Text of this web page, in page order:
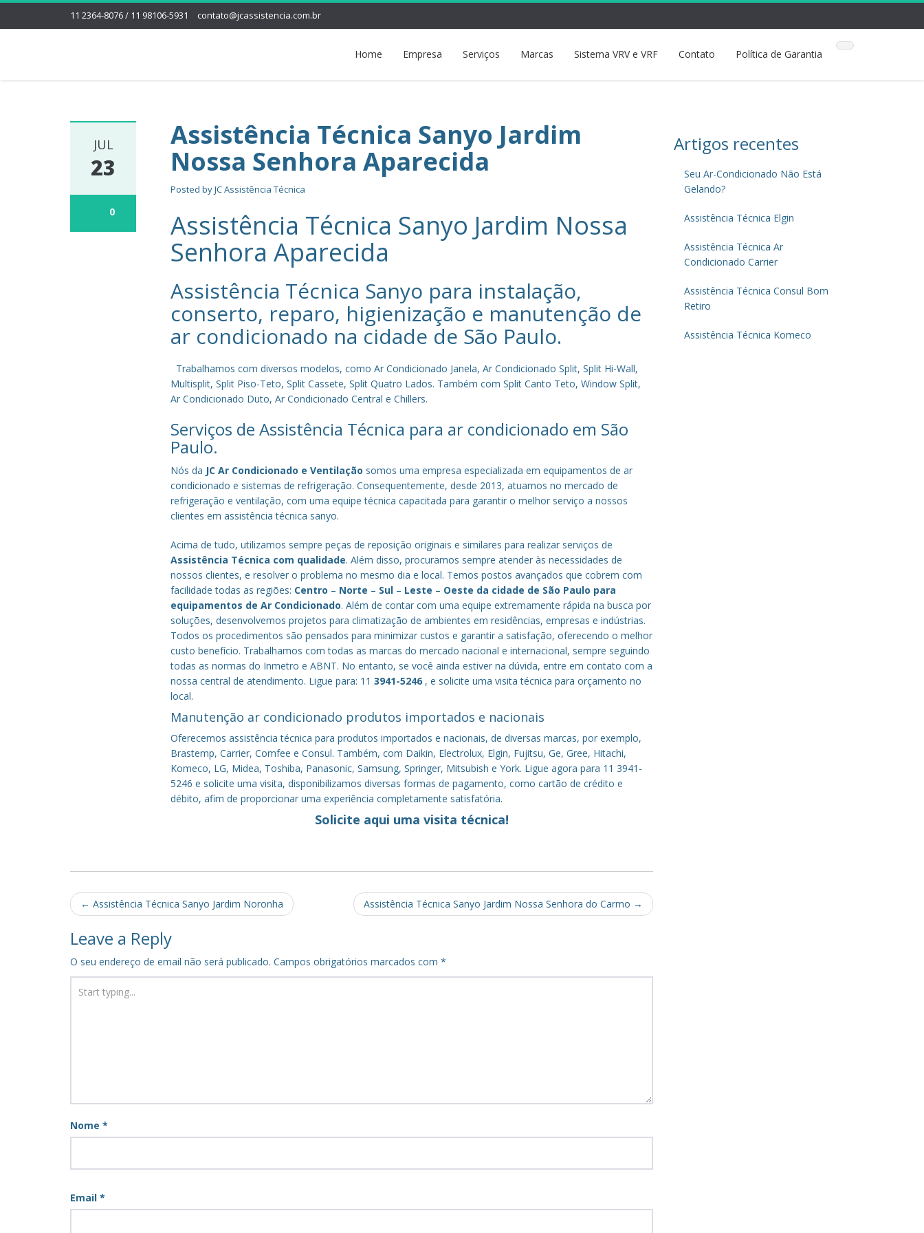
11 2364-8076 / 11 98106-5931 contato@jcassistencia.com.br
Home Empresa Serviços Marcas Sistema VRV e VRF Contato Política de Garantia
JUL
23
0
Assistência Técnica Sanyo Jardim
Nossa Senhora Aparecida
Posted byJC Assistência Técnica
Assistência Técnica Sanyo Jardim Nossa
Senhora Aparecida
Assistência Técnica Sanyo‎ para instalação,
conserto, reparo, higienização e manutenção de
ar condicionado na cidade de São Paulo.
Trabalhamos com diversos modelos, como Ar Condicionado Janela, Ar Condicionado Split, Split Hi-Wall,
Multisplit, Split Piso-Teto, Split Cassete, Split Quatro Lados. Também com Split Canto Teto, Window Split,
Ar Condicionado Duto, Ar Condicionado Central e Chillers.
Serviços de Assistência Técnica para ar condicionado em São
Paulo.
Nós da JC Ar Condicionado e Ventilação somos uma empresa especializada em equipamentos de ar
condicionado e sistemas de refrigeração. Consequentemente, desde 2013, atuamos no mercado de
refrigeração e ventilação, com uma equipe técnica capacitada para garantir o melhor serviço a nossos
clientes em assistência técnica sanyo.
Acima de tudo, utilizamos sempre peças de reposição originais e similares para realizar serviços de
Assistência Técnica com qualidade. Além disso, procuramos sempre atender às necessidades de
nossos clientes, e resolver o problema no mesmo dia e local. Temos postos avançados que cobrem com
facilidade todas as regiões: Centro – Norte – Sul – Leste – Oeste da cidade de São Paulo para
equipamentos de Ar Condicionado. Além de contar com uma equipe extremamente rápida na busca por
soluções, desenvolvemos projetos para climatização de ambientes em residências, empresas e indústrias.
Todos os procedimentos são pensados para minimizar custos e garantir a satisfação, oferecendo o melhor
custo benefício. Trabalhamos com todas as marcas do mercado nacional e internacional, sempre seguindo
todas as normas do Inmetro e ABNT. No entanto, se você ainda estiver na dúvida, entre em contato com a
nossa central de atendimento. Ligue para: 113941-5246 , e solicite uma visita técnica para orçamento no
local.
Manutenção ar condicionado produtos importados e nacionais
Oferecemos assistência técnica para produtos importados e nacionais, de diversas marcas, por exemplo,
Brastemp, Carrier, Comfee e Consul. Também, com Daikin, Electrolux, Elgin, Fujitsu, Ge, Gree, Hitachi,
Komeco, LG, Midea, Toshiba, Panasonic, Samsung, Springer, Mitsubish e York. Ligue agora para 11 3941-
5246 e solicite uma visita, disponibilizamos diversas formas de pagamento, como cartão de crédito e
débito, afim de proporcionar uma experiência completamente satisfatória.
Solicite aqui uma visita técnica!
Post
navigation
← Assistência Técnica Sanyo Jardim Noronha Assistência Técnica Sanyo Jardim Nossa Senhora do Carmo →
Leave a Reply
O seu endereço de email não será publicado. Campos obrigatórios marcados com *
Nome *
Email *
Artigos recentes
Seu Ar-Condicionado Não Está
Gelando?
Assistência Técnica Elgin
Assistência Técnica Ar
Condicionado Carrier
Assistência Técnica Consul Bom
Retiro
Assistência Técnica Komeco